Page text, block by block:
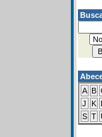
A B
J
K L
S T